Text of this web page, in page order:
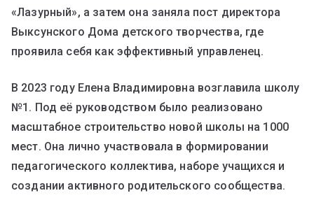
«Лазурный», а затем она заняла пост директора
Выксунского Дома детского творчества, где
проявила себя как эффективный управленец.
В 2023 году Елена Владимировна возглавила школу
№1. Под её руководством было реализовано
масштабное строительство новой школы на 1000
мест. Она лично участвовала в формировании
педагогического коллектива, наборе учащихся и
создании активного родительского сообщества.